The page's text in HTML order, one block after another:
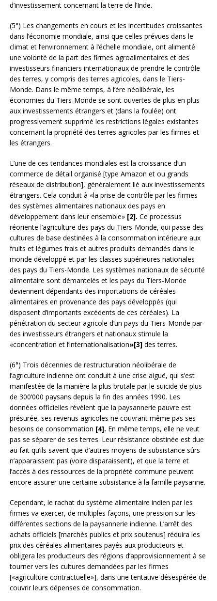
d’investissement concernant la terre de l’Inde.
(5°) Les changements en cours et les incertitudes croissantes
dans l’économie mondiale, ainsi que celles prévues dans le
climat et l’environnement à l’échelle mondiale, ont alimenté
une volonté de la part des firmes agroalimentaires et des
investisseurs financiers internationaux de prendre le contrôle
des terres, y compris des terres agricoles, dans le Tiers-
Monde. Dans le même temps, à l’ère néolibérale, les
économies du Tiers-Monde se sont ouvertes de plus en plus
aux investissements étrangers et (dans la foulée) ont
progressivement supprimé les restrictions légales existantes
concernant la propriété des terres agricoles par les firmes et
les étrangers.
L’une de ces tendances mondiales est la croissance d’un
commerce de détail organisé [type Amazon et ou grands
réseaux de distribution], généralement lié aux investissements
étrangers. Cela conduit à «la prise de contrôle par les firmes
des systèmes alimentaires nationaux des pays en
développement dans leur ensemble» [2]. Ce processus
réoriente l’agriculture des pays du Tiers-Monde, qui passe des
cultures de base destinées à la consommation intérieure aux
fruits et légumes frais et autres produits demandés dans le
monde développé et par les classes supérieures nationales
des pays du Tiers-Monde. Les systèmes nationaux de sécurité
alimentaire sont démantelés et les pays du Tiers-Monde
deviennent dépendants des importations de céréales
alimentaires en provenance des pays développés (qui
disposent d’importants excédents de ces céréales). La
pénétration du secteur agricole d’un pays du Tiers-Monde par
des investisseurs étrangers et nationaux stimule la
«concentration et l’internationalisation»[3] des terres.
(6°) Trois décennies de restructuration néolibérale de
l’agriculture indienne ont conduit à une crise aiguë, qui s’est
manifestée de la manière la plus brutale par le suicide de plus
de 300’000 paysans depuis la fin des années 1990. Les
données officielles révèlent que la paysannerie pauvre est
présurée, ses revenus agricoles ne couvrant même pas ses
besoins de consommation [4]. En même temps, elle ne veut
pas se séparer de ses terres. Leur résistance obstinée est due
au fait qu’ils savent que d’autres moyens de subsistance sûrs
n’apparaissent pas (voire disparaissent), et que la terre et
l’accès à des ressources de la propriété commune peuvent
encore assurer une certaine subsistance à la famille paysanne.
Cependant, le rachat du système alimentaire indien par les
firmes va exercer, de multiples façons, une pression sur les
différentes sections de la paysannerie indienne. L’arrêt des
achats officiels [marchés publics et prix soutenus] réduira les
prix des céréales alimentaires payés aux producteurs et
obligera les producteurs des régions d’approvisionnement à se
tourner vers les cultures demandées par les firmes
[«agriculture contractuelle»], dans une tentative désespérée de
couvrir leurs dépenses de consommation.